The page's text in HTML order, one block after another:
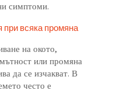
симптоми.
при всяка промяна
на окото,
или промяна
да се изчакват. В
често е